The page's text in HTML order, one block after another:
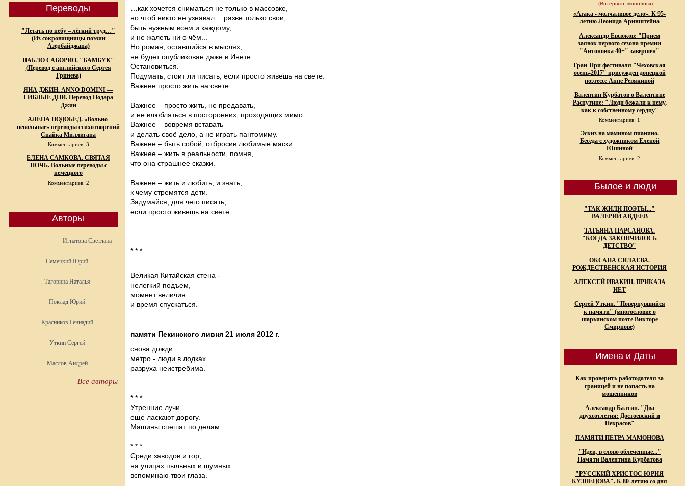
Переводы
"Летать по небу – лёгкий труд…"
(Из сокровищницы поэзии
Азербайджана)
ПАБЛО САБОРИО. "БАМБУК"
(Перевод с английского Сергея
Гринева)
ЯНА ДЖИН. ANNO DOMINI —
ГИБЛЫЕ ДНИ. Перевод Нодара
Джин
АЛЕНА ПОДОБЕД. «Вольно-
невольные» переводы стихотворений
Спайка Миллигана
Комментариев: 3
ЕЛЕНА САМКОВА. СВЯТАЯ
НОЧЬ. Вольные переводы с
немецкого
Комментариев: 2
Авторы
Игнатова Светлана
Семецкий Юрий
Тагорина Наталья
Поклад Юрий
Красников Геннадий
Уткин Сергей
Маслов Андрей
Все авторы
…как хочется сниматься не только в массовке,
но чтоб никто не узнавал… разве только свои,
быть нужным всем и каждому,
и не жалеть ни о чём...
Но роман, оставшийся в мыслях,
не будет опубликован даже в Инете.
Остановиться.
Подумать, стоит ли писать, если просто живешь на свете.
Важнее просто жить на свете.
Важнее – просто жить, не предавать,
и не влюбляться в посторонних, проходящих мимо.
Важнее – вовремя вставать
и делать своё дело, а не играть пантомиму.
Важнее – быть собой, отбросив любимые маски.
Важнее – жить в реальности, помня,
что она страшнее сказки.
Важнее – жить и любить, и знать,
к чему стремятся дети.
Задумайся, для чего писать,
если просто живешь на свете…
* * *
Великая Китайская стена -
нелегкий подъем,
момент величия
и время спускаться.
памяти Пекинского ливня 21 июля 2012 г.
снова дожди...
метро - люди в лодках...
разруха неистребима.
* * *
Утренние лучи
еще ласкают дорогу.
Машины спешат по делам...
* * *
Среди заводов и гор,
на улицах пыльных и шумных
вспоминаю твои глаза.
(Интервью, монологи)
«Атака - молчаливое дело». К 95-
летию Леонида Аринштейна
Александр Евсюков: "Прием
заявок первого сезона премии
"Антоновка 40+" завершен"
Гран-При фестиваля "Чеховская
осень-2017" присужден донецкой
поэтессе Анне Ревякиной
Валентин Курбатов о Валентине
Распутине: "Люди бежали к нему,
как к собственному сердцу"
Комментариев: 1
Эскиз на мамином пианино.
Беседа с художником Еленой
Юшиной
Комментариев: 2
Былое и люди
"ТАК ЖИЛИ ПОЭТЫ..."
ВАЛЕРИЙ АВДЕЕВ
ТАТЬЯНА ПАРСАНОВА.
"КОГДА ЗАКОНЧИЛОСЬ
ДЕТСТВО"
ОКСАНА СИЛАЕВА.
РОЖДЕСТВЕНСКАЯ ИСТОРИЯ
АЛЕКСЕЙ ИВАКИН. ПРИКАЗА
НЕТ
Сергей Уткин. "Повернувшийся
к памяти" (многословие о
шарьинском поэте Викторе
Смирнове)
Имена и Даты
Как проверить работодателя за
границей и не попасть на
мошенников
Александр Балтин. "Два
двухсотлетия: Достоевский и
Некрасов"
ПАМЯТИ ПЕТРА МАМОНОВА
"Идеи, в слово облеченные..."
Памяти Валентина Курбатова
"РУССКИЙ ХРИСТОС ЮРИЯ
КУЗНЕЦОВА". К 80-летию со дня